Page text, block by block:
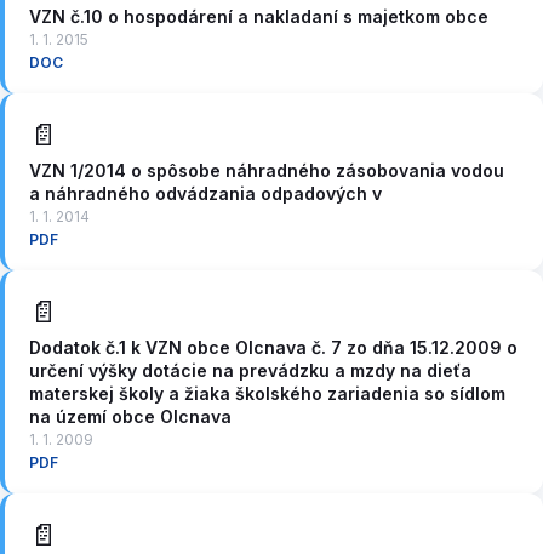
VZN č.10 o hospodárení a nakladaní s majetkom obce
1. 1. 2015
DOC
📄
VZN 1/2014 o spôsobe náhradného zásobovania vodou
a náhradného odvádzania odpadových v
1. 1. 2014
PDF
📄
Dodatok č.1 k VZN obce Olcnava č. 7 zo dňa 15.12.2009 o
určení výšky dotácie na prevádzku a mzdy na dieťa
materskej školy a žiaka školského zariadenia so sídlom
na území obce Olcnava
1. 1. 2009
PDF
📄